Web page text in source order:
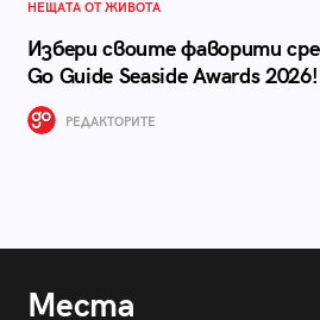
НЕЩАТА ОТ ЖИВОТА
Избери своите фаворити
Go Guide Seaside Awards 2026!
РЕДАКТОРИТЕ
Места